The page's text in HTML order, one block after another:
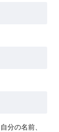
分の名前、